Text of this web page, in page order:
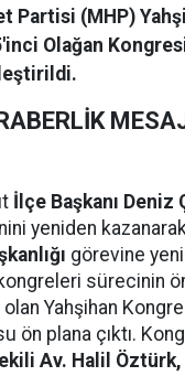
Partisi (MHP)
Olağan
İlçe Başkanı Deniz
yeniden kazanarak
görevine
sürecinin
olan Yahşihan
ön plana çıktı.
Av. Halil Öztürk,